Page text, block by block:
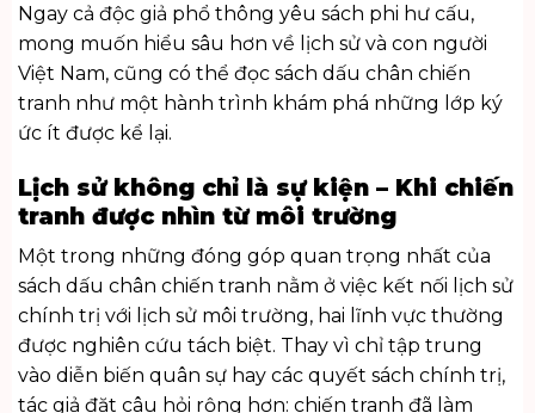
Ngay cả độc giả phổ thông yêu sách phi hư cấu,
mong muốn hiểu sâu hơn về lịch sử và con người
Việt Nam, cũng có thể đọc sách dấu chân chiến
tranh như một hành trình khám phá những lớp ký
ức ít được kể lại.
Lịch sử không chỉ là sự kiện – Khi chiến
tranh được nhìn từ môi trường
Một trong những đóng góp quan trọng nhất của
sách dấu chân chiến tranh nằm ở việc kết nối lịch sử
chính trị với lịch sử môi trường, hai lĩnh vực thường
được nghiên cứu tách biệt. Thay vì chỉ tập trung
vào diễn biến quân sự hay các quyết sách chính trị,
tác giả đặt câu hỏi rộng hơn: chiến tranh đã làm